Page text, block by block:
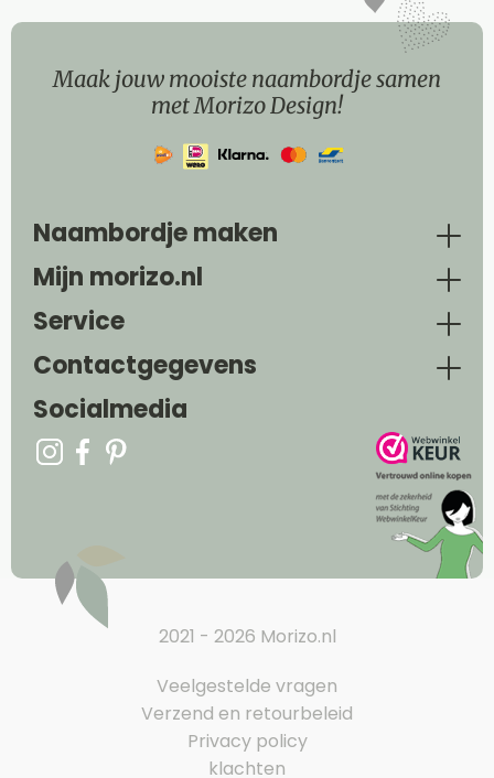
Maak jouw mooiste naambordje samen
met Morizo Design!
Naambordje maken
Mijn morizo.nl
Service
Contactgegevens
Socialmedia
2021 - 2026 Morizo.nl
Veelgestelde vragen
Verzend en retourbeleid
Privacy policy
klachten